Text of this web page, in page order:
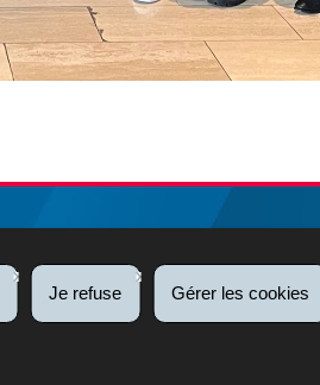
Je refuse Gérer les cookies